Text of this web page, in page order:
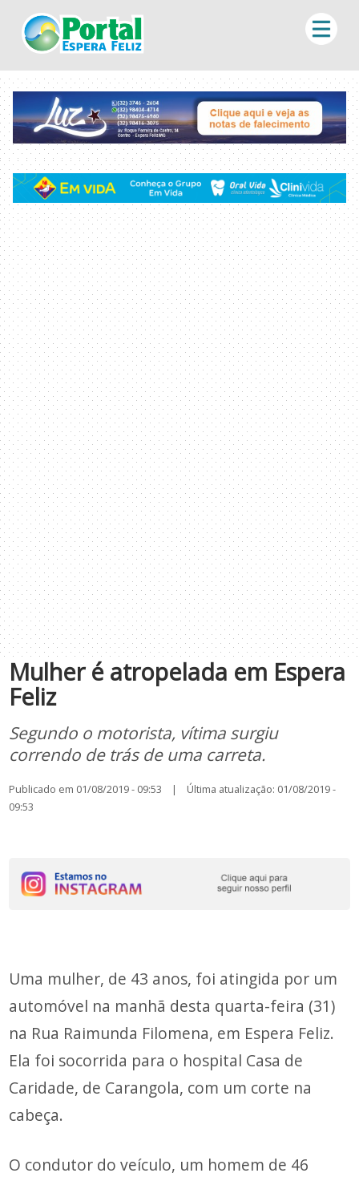
Mulher é atropelada em Espera
Feliz
Segundo o motorista, vítima surgiu
correndo de trás de uma carreta.
Publicado em 01/08/2019 - 09:53 | Última atualização: 01/08/2019 -
09:53
Uma mulher, de 43 anos, foi atingida por um
automóvel na manhã desta quarta-feira (31)
na Rua Raimunda Filomena, em Espera Feliz.
Ela foi socorrida para o hospital Casa de
Caridade, de Carangola, com um corte na
cabeça.
O condutor do veículo, um homem de 46